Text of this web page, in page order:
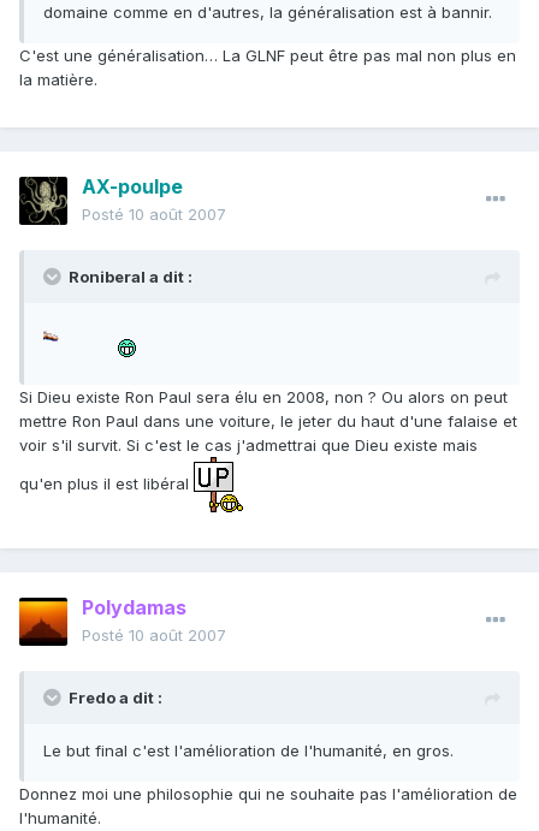
domaine comme en d'autres, la généralisation est à bannir.
C'est une généralisation… La GLNF peut être pas mal non plus en
la matière.
AX-poulpe
Posté 10 août 2007
Roniberal a dit :
Si Dieu existe Ron Paul sera élu en 2008, non ? Ou alors on peut
mettre Ron Paul dans une voiture, le jeter du haut d'une falaise et
voir s'il survit. Si c'est le cas j'admettrai que Dieu existe mais
qu'en plus il est libéral
Polydamas
Posté 10 août 2007
Fredo a dit :
Le but final c'est l'amélioration de l'humanité, en gros.
Donnez moi une philosophie qui ne souhaite pas l'amélioration de
l'humanité.